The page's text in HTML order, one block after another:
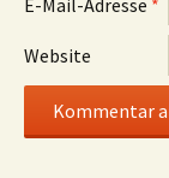
E-Mail-Adresse *
Website